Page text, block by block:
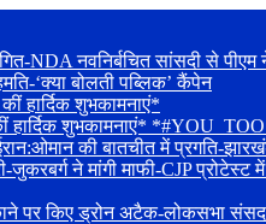
NDA नवनिर्बचित सांसदी से
‘क्या बोलती पब्लिक’ कैंपेन
हार्दिक शुभकामनाएं*
हार्दिक शुभकामनाएं*
की बातचीत में प्रगति-
ने मांगी माफी-CJP प्रोटेस्ट
ड्रोन अटैक-लोकसभा संसद